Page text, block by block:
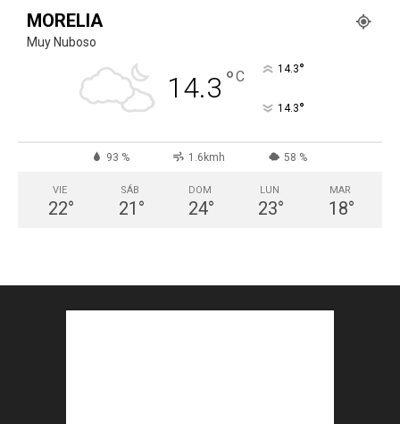
MORELIA
Muy Nuboso
14.3 °C 14.3°
14.3°
93 % 1.6kmh 58 %
VIE
22°
SÁB
21 °
DOM
24°
LUN
23°
MAR
18°